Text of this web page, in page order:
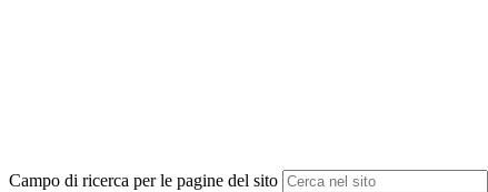
Campo di ricerca per le pagine del sito